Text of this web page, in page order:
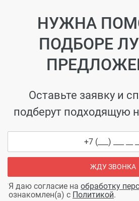
НУЖНА
ПОДБОРЕ
Оставьте заявку и
подберут подходящую
ЖДУ ЗВОНКА
Я даю согласие на обработку
ознакомлен(а) с Политикой.